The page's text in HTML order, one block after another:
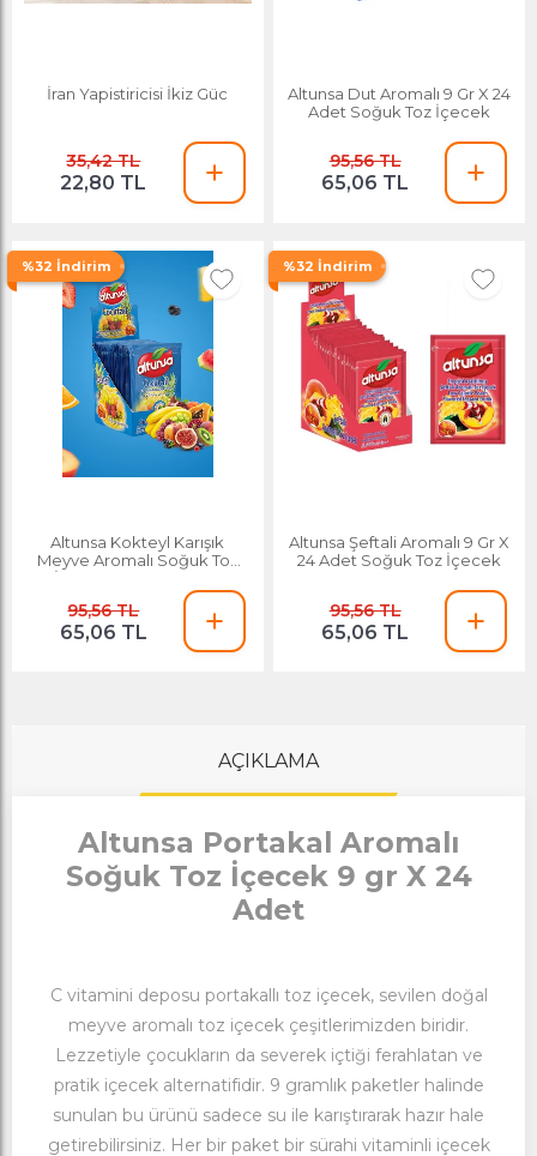
İran Yapistiricisi İkiz Güc
35,42 TL
22,80 TL
Altunsa Dut Aromalı 9 Gr X 24
Adet Soğuk Toz İçecek
95,56 TL
65,06 TL
%32 İndirim
Altunsa Kokteyl Karışık
Meyve Aromalı Soğuk Toz
İçecek 9 Gr X 24 Adet
95,56 TL
65,06 TL
%32 İndirim
Altunsa Şeftali Aromalı 9 Gr X
24 Adet Soğuk Toz İçecek
95,56 TL
65,06 TL
AÇIKLAMA
Altunsa Portakal Aromalı
Soğuk Toz İçecek 9 gr X 24
Adet
C vitamini deposu portakallı toz içecek, sevilen doğal
meyve aromalı toz içecek çeşitlerimizden biridir.
Lezzetiyle çocukların da severek içtiği ferahlatan ve
pratik içecek alternatifidir. 9 gramlık paketler halinde
sunulan bu ürünü sadece su ile karıştırarak hazır hale
getirebilirsiniz. Her bir paket bir sürahi vitaminli içecek